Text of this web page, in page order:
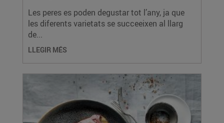
Les peres es poden degustar tot l’any, ja que
les diferents varietats se succeeixen al llarg
de...
LLEGIR MÉS